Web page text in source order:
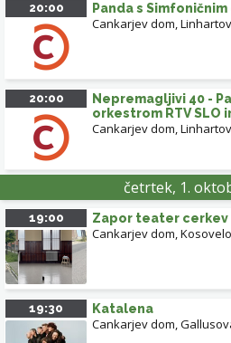
20:00 Panda s
Cankarjev dom,
20:00
Nepremagljivi 40 -
orkestrom RTV SLO
Cankarjev dom,
četrtek, 1.
19:00 Zapor teater cerkev
Cankarjev dom,
19:30 Katalena
Cankarjev dom,